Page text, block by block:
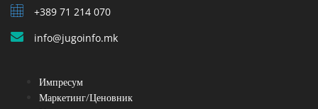
+389 71 214 070
info@jugoinfo.mk
Импресум
Маркетинг/Ценовник